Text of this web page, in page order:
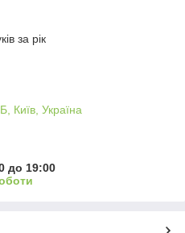
за рік
Київ, Україна
до 19:00